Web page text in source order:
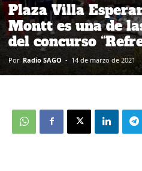
Plaza Villa
Montt es una de
del concurso
Por Radio SAGO - 14 de marzo de 2021